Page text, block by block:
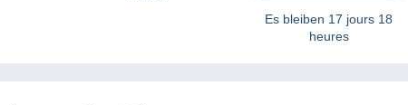
Es bleiben 17 jours 18
heures